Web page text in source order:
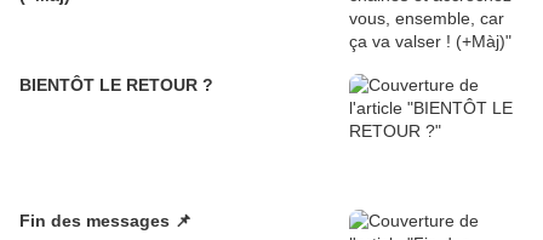
BIENTÔT LE RETOUR ?
Fin des messages 📌